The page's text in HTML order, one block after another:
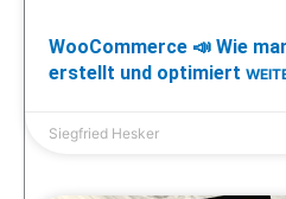
WooCommerce 📣 Wie
erstellt und optimiert
Siegfried Hesker